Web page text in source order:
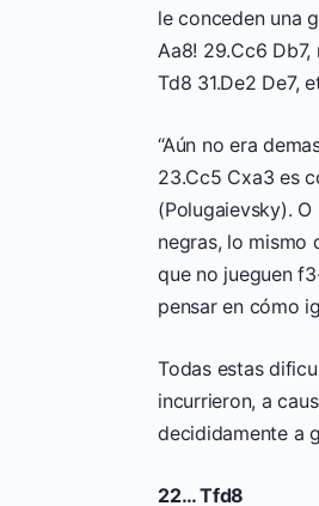
le conceden una
Aa8! 29.Cc6
Td8 31.De2 De7,
“Aún no era
23.Cc5 Cxa3 es
(Polugaievsky).
negras, lo mismo
que no jueguen
pensar en cómo
Todas estas
incurrieron, a
decididamente a
22… Tfd8